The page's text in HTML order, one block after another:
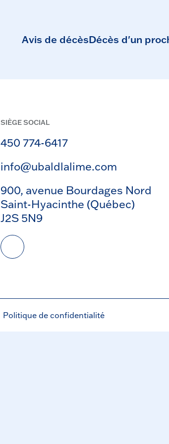
Avis de décèsDécès d'un
SIÈGE SOCIAL
450 774-6417
info@ubaldlalime.com
900, avenue Bourdages Nord
Saint-Hyacinthe (Québec)
J2S 5N9
Politique de confidentialité